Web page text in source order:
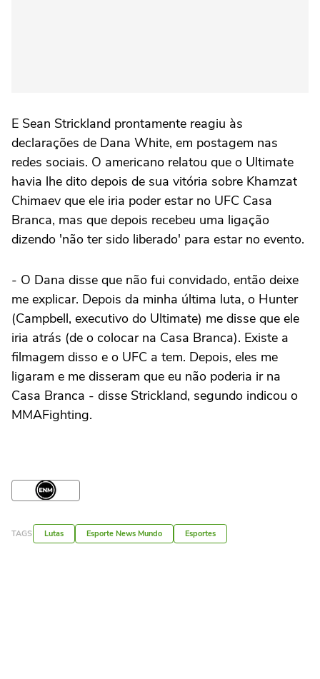
E Sean Strickland prontamente reagiu às
declarações de Dana White, em postagem nas
redes sociais. O americano relatou que o Ultimate
havia lhe dito depois de sua vitória sobre Khamzat
Chimaev que ele iria poder estar no UFC Casa
Branca, mas que depois recebeu uma ligação
dizendo 'não ter sido liberado' para estar no evento.
- O Dana disse que não fui convidado, então deixe
me explicar. Depois da minha última luta, o Hunter
(Campbell, executivo do Ultimate) me disse que ele
iria atrás (de o colocar na Casa Branca). Existe a
filmagem disso e o UFC a tem. Depois, eles me
ligaram e me disseram que eu não poderia ir na
Casa Branca - disse Strickland, segundo indicou o
MMAFighting.
TAGS Lutas Esporte News Mundo Esportes